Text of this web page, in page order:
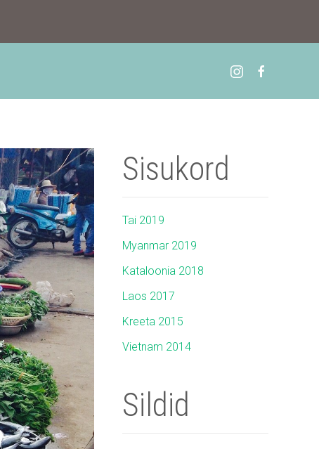
Sisukord
Tai 2019
Myanmar 2019
Kataloonia 2018
Laos 2017
Kreeta 2015
Vietnam 2014
Sildid